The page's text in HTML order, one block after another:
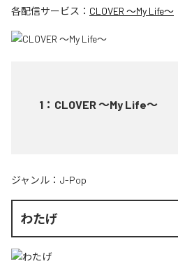
各配信サービス： CLOVER ～My Life～
1 ： CLOVER ～My Life～
ジャンル： J-Pop
わたげ